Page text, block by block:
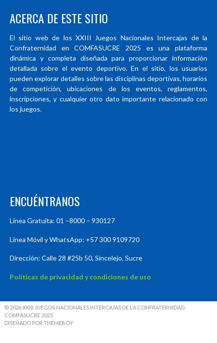
ACERCA DE ESTE SITIO
El sitio web de los XXIII Juegos Nacionales Intercajas de la
Confraternidad en COMFASUCRE 2025 es una plataforma
dinámica y completa diseñada para proporcionar información
detallada sobre el evento deportivo. En el sitio, los usuarios
pueden explorar detalles sobre las disciplinas deportivas, horarios
de competición, ubicaciones de los eventos, reglamentos,
inscripciones, y cualquier otro dato importante relacionado con
los juegos.
ENCUÉNTRANOS
Línea Gratuita: 01 –8000 – 930127
Línea Móvil y WhatsApp: +57 300 9109720
Dirección: Calle 28 #25b 50, Sincelejo, Sucre
Políticas de privacidad y condiciones de uso
© 2026 XXIII JUEGOS NACIONALES INTERCAJAS DE LA CONFRATERNIDAD
COMFASUCRE 2025
DISEÑADO POR THEMEBOY